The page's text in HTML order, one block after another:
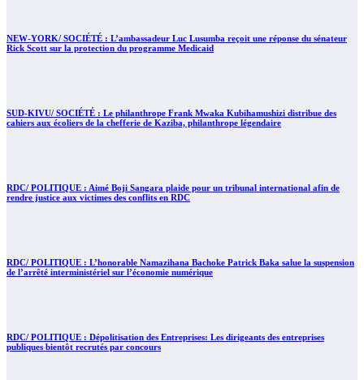
NEW-YORK/ SOCIÉTÉ : L’ambassadeur Luc Lusumba reçoit une réponse du sénateur
Rick Scott sur la protection du programme Medicaid
SUD-KIVU/ SOCIÉTÉ : Le philanthrope Frank Mwaka Kubihamushizi distribue des
cahiers aux écoliers de la chefferie de Kaziba, philanthrope légendaire
RDC/ POLITIQUE : Aimé Boji Sangara plaide pour un tribunal international afin de
rendre justice aux victimes des conflits en RDC
RDC/ POLITIQUE : L’honorable Namazihana Bachoke Patrick Baka salue la suspension
de l’arrêté interministériel sur l’économie numérique
RDC/ POLITIQUE : Dépolitisation des Entreprises: Les dirigeants des entreprises
publiques bientôt recrutés par concours